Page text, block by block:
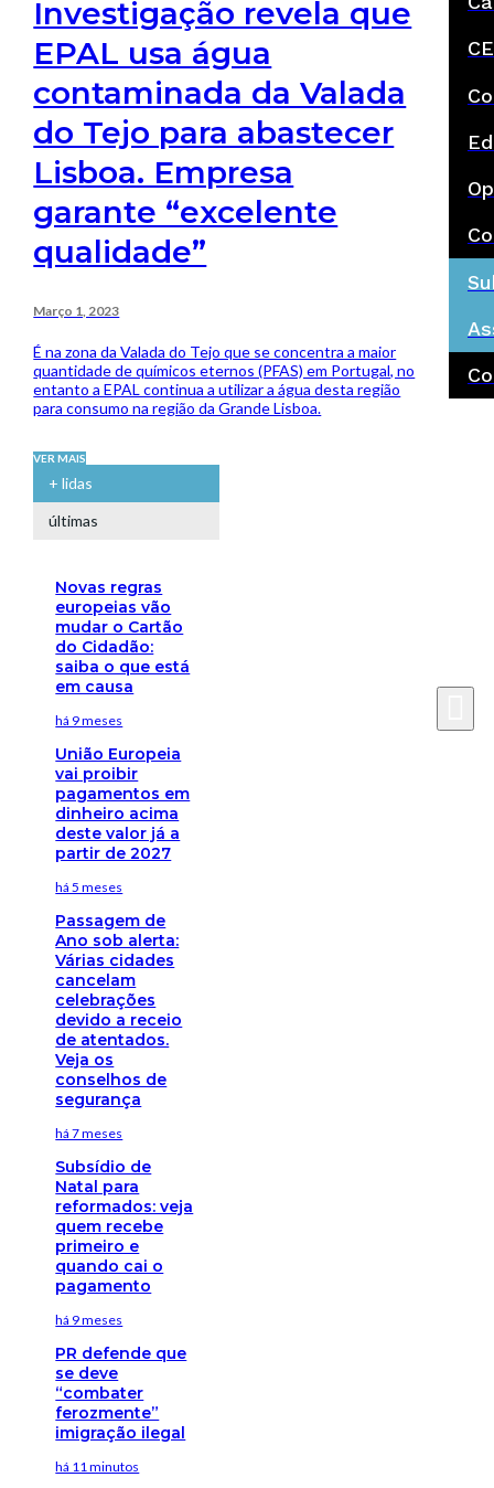
Investigação revela que
EPAL usa água
contaminada da Valada
do Tejo para abastecer
Lisboa. Empresa
garante “excelente
qualidade”
Março 1, 2023
É na zona da Valada do Tejo que se concentra a maior
quantidade de químicos eternos (PFAS) em Portugal, no
entanto a EPAL continua a utilizar a água desta região
para consumo na região da Grande Lisboa.
VER MAIS
+ lidas
últimas
Novas regras
europeias vão
mudar o Cartão
do Cidadão:
saiba o que está
em causa
há 9 meses
União Europeia
vai proibir
pagamentos em
dinheiro acima
deste valor já a
partir de 2027
há 5 meses
Passagem de
Ano sob alerta:
Várias cidades
cancelam
celebrações
devido a receio
de atentados.
Veja os
conselhos de
segurança
há 7 meses
Subsídio de
Natal para
reformados: veja
quem recebe
primeiro e
quando cai o
pagamento
há 9 meses
PR defende que
se deve
“combater
ferozmente”
imigração ilegal
há 11 minutos